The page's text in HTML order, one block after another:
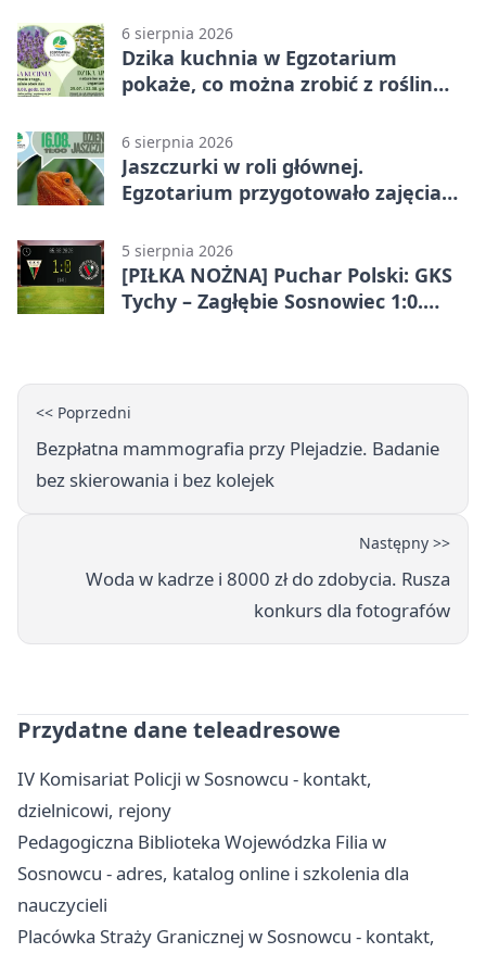
6 sierpnia 2026
Dzika kuchnia w Egzotarium
pokaże, co można zrobić z roślin
6 sierpnia 2026
Jaszczurki w roli głównej.
Egzotarium przygotowało zajęcia
5 sierpnia 2026
[PIŁKA NOŻNA] Puchar Polski: GKS
Tychy – Zagłębie Sosnowiec 1:0.
<< Poprzedni
Bezpłatna mammografia przy Plejadzie. Badanie
bez skierowania i bez kolejek
Następny >>
Woda w kadrze i 8000 zł do zdobycia. Rusza
konkurs dla fotografów
Przydatne dane teleadresowe
IV Komisariat Policji w Sosnowcu - kontakt,
dzielnicowi, rejony
Pedagogiczna Biblioteka Wojewódzka Filia w
Sosnowcu - adres, katalog online i szkolenia dla
nauczycieli
Placówka Straży Granicznej w Sosnowcu - kontakt,